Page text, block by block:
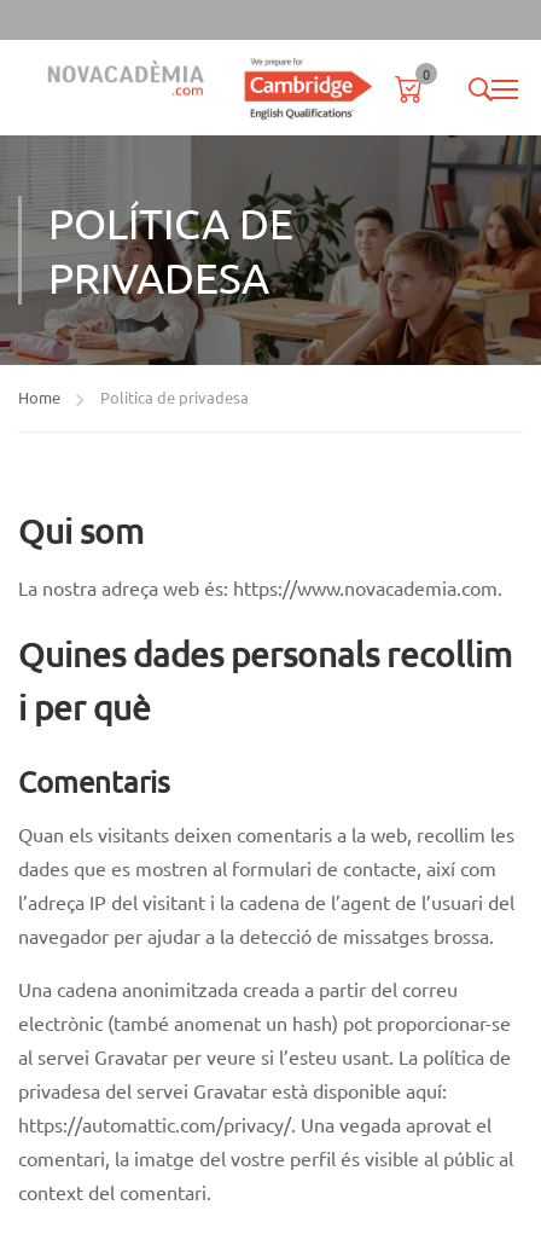
0
POLÍTICA DE
PRIVADESA
Home Política de privadesa
Qui som
La nostra adreça web és: https://www.novacademia.com.
Quines dades personals recollim
i per què
Comentaris
Quan els visitants deixen comentaris a la web, recollim les
dades que es mostren al formulari de contacte, així com
l’adreça IP del visitant i la cadena de l’agent de l’usuari del
navegador per ajudar a la detecció de missatges brossa.
Una cadena anonimitzada creada a partir del correu
electrònic (també anomenat un hash) pot proporcionar-se
al servei Gravatar per veure si l’esteu usant. La política de
privadesa del servei Gravatar està disponible aquí:
https://automattic.com/privacy/. Una vegada aprovat el
comentari, la imatge del vostre perfil és visible al públic al
context del comentari.